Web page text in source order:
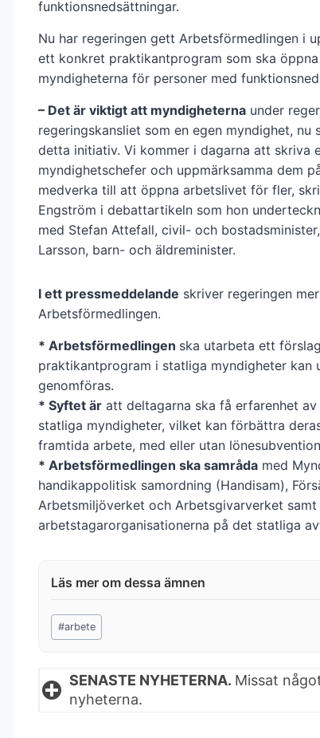
funktionsnedsättningar.
Nu har regeringen gett Arbetsförmedlingen i
ett konkret praktikantprogram som ska
myndigheterna för personer med
– Det är viktigt att myndigheterna under
regeringskansliet som en egen myndighet, nu
detta initiativ. Vi kommer i dagarna att skriva
myndighetschefer och uppmärksamma dem
medverka till att öppna arbetslivet för fler,
Engström i debattartikeln som hon
med Stefan Attefall, civil- och
Larsson, barn- och äldreminister.
I ett pressmeddelande skriver regeringen
Arbetsförmedlingen.
* Arbetsförmedlingen ska utarbeta ett
praktikantprogram i statliga myndigheter kan
genomföras.
* Syftet är att deltagarna ska få erfarenhet
statliga myndigheter, vilket kan förbättra
framtida arbete, med eller utan
* Arbetsförmedlingen ska samråda med
handikappolitisk samordning (Handisam),
Arbetsmiljöverket och Arbetsgivarverket
arbetstagarorganisationerna på det statliga
Post
Tags:
#arbete
SENASTE NYHETERNA. Missat
nyheterna.